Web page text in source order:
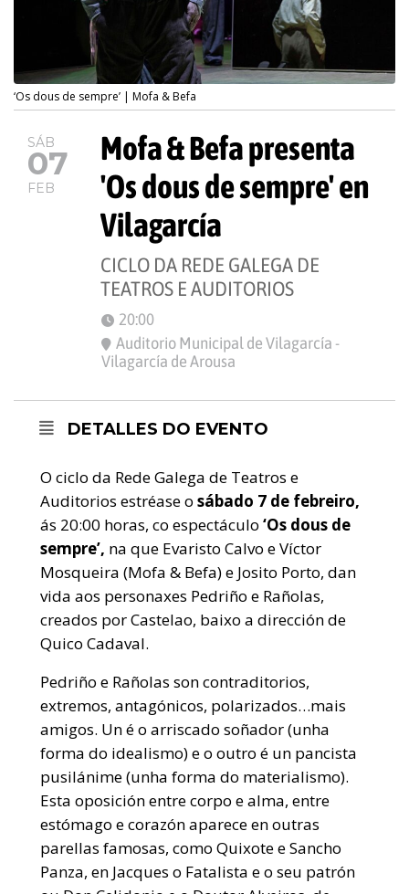
‘Os dous de sempre’ | Mofa & Befa
SÁB
07
FEB
Mofa & Befa presenta
'Os dous de sempre' en
Vilagarcía
CICLO DA REDE GALEGA DE
TEATROS E AUDITORIOS
20:00
Auditorio Municipal de Vilagarcía -
Vilagarcía de Arousa
DETALLES DO EVENTO
O ciclo da Rede Galega de Teatros e
Auditorios estréase o sábado 7 de febreiro,
ás 20:00 horas, co espectáculo ‘Os dous de
sempre’, na que Evaristo Calvo e Víctor
Mosqueira (Mofa & Befa) e Josito Porto, dan
vida aos personaxes Pedriño e Rañolas,
creados por Castelao, baixo a dirección de
Quico Cadaval.
Pedriño e Rañolas son contraditorios,
extremos, antagónicos, polarizados…mais
amigos. Un é o arriscado soñador (unha
forma do idealismo) e o outro é un pancista
pusilánime (unha forma do materialismo).
Esta oposición entre corpo e alma, entre
estómago e corazón aparece en outras
parellas famosas, como Quixote e Sancho
Panza, en Jacques o Fatalista e o seu patrón